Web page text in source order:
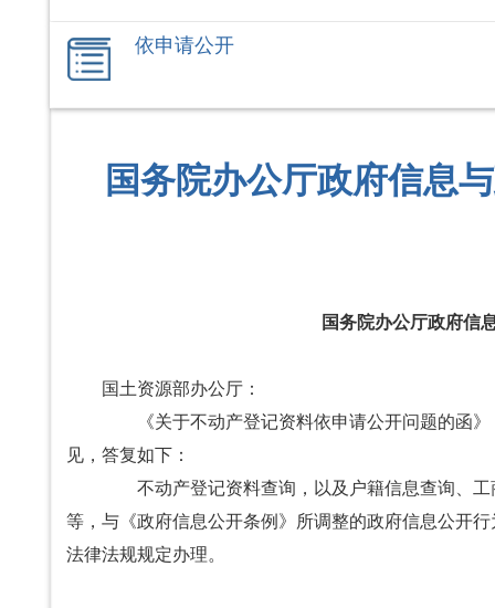
依申请公开
国务院办公厅政府信息
国务院办公厅政府信
国土资源部办公厅：
《关于不动产登记资料依申请公开问题的函》
见，答复如下：
不动产登记资料查询，以及户籍信息查询、工
等，与《政府信息公开条例》所调整的政府信息公开
法律法规规定办理。